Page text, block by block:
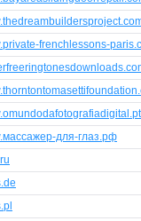
frenchlessons-
для-глаз.рф